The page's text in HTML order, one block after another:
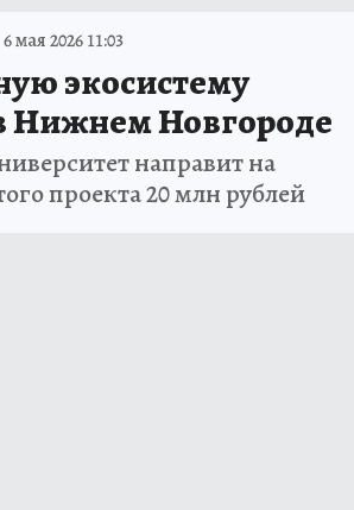
6 мая 2026 11:03
экосистему
Нижнем Новгороде
направит на
проекта 20 млн рублей